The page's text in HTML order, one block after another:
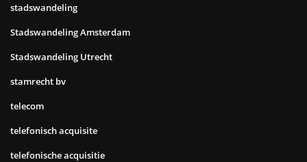
stadswandeling
Stadswandeling Amsterdam
Stadswandeling Utrecht
stamrecht bv
telecom
telefonisch acquisite
telefonische acquisitie